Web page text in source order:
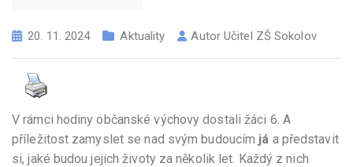
20. 11. 2024 Aktuality AutorUčitel ZŠ Sokolov
V rámci hodiny občanské výchovy dostali žáci 6. A
příležitost zamyslet se nad svým budoucím já a představit
si, jaké budou jejich životy za několik let. Každý z nich